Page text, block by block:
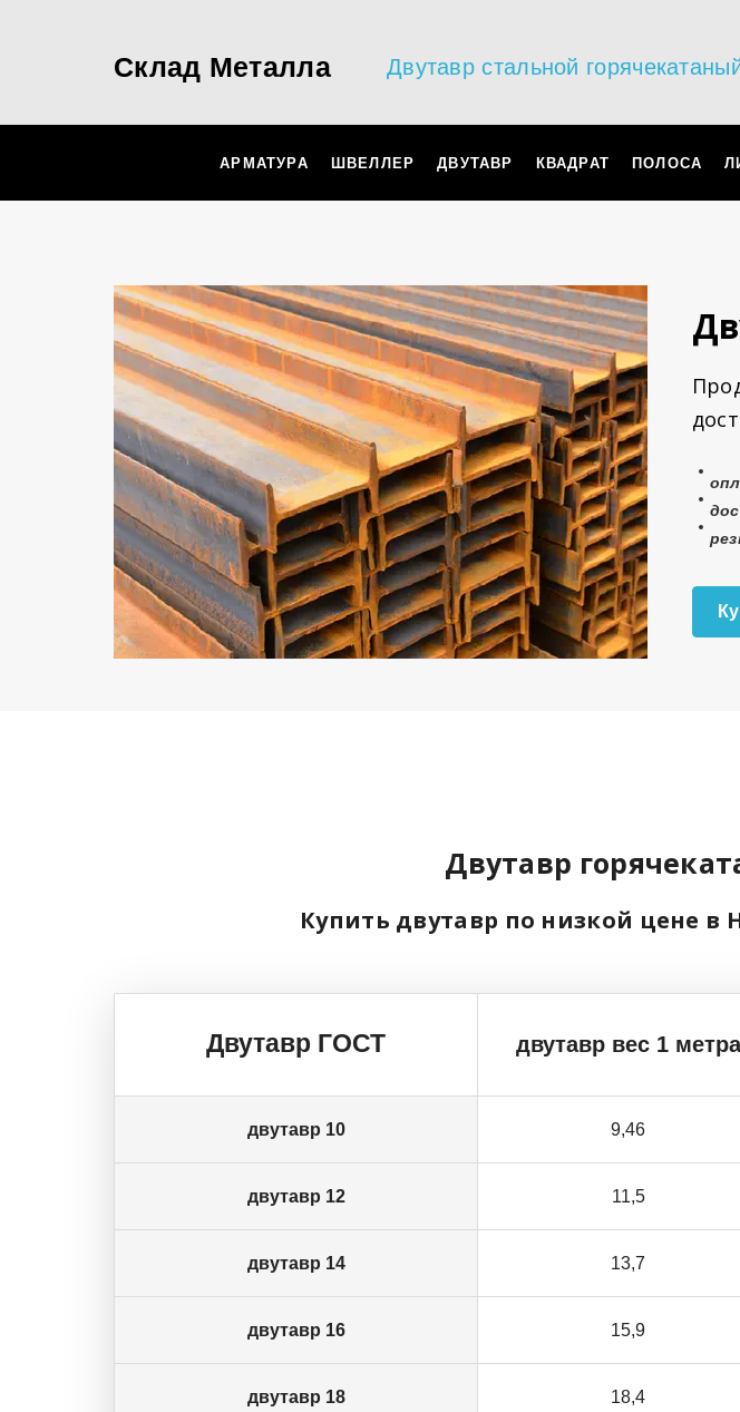
Склад Металла Двутавр стальной
АРМАТУРА ШВЕЛЛЕР ДВУТАВР КВАДРАТ ПОЛОСА
Двутавр
Купить двутавр по низкой цене
Двутавр ГОСТ двутавр вес 1 метра
двутавр 10 9,46
двутавр 12 11,5
двутавр 14 13,7
двутавр 16 15,9
двутавр 18 18,4